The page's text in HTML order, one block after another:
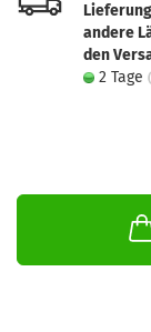
andere
den
2 Tage